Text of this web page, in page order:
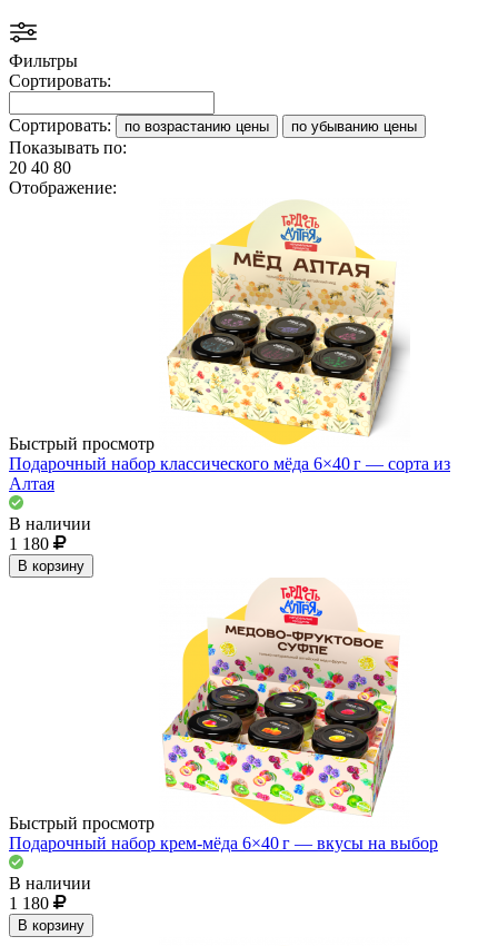
Фильтры
Сортировать:
Сортировать: по возрастанию цены по убыванию цены
Показывать по:
20 40 80
Отображение:
Быстрый просмотр
Подарочный набор классического мёда 6×40 г — сорта из
Алтая
В наличии
1 180
В корзину
Быстрый просмотр
Подарочный набор крем-мёда 6×40 г — вкусы на выбор
В наличии
1 180
В корзину